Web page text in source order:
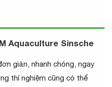
Aquaculture Sinsche
giản, nhanh chóng, ngay
thí nghiệm cũng có thể